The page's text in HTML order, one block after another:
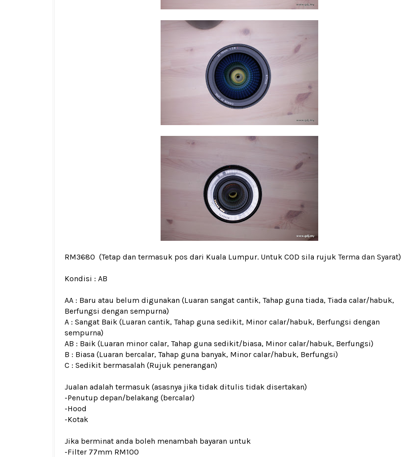
RM3680 (Tetap dan termasuk pos dari Kuala Lumpur. Untuk COD sila rujuk Terma dan Syarat)
Kondisi : AB
AA : Baru atau belum digunakan (Luaran sangat cantik, Tahap guna tiada, Tiada calar/habuk,
Berfungsi dengan sempurna)
A : Sangat Baik (Luaran cantik, Tahap guna sedikit, Minor calar/habuk, Berfungsi dengan
sempurna)
AB : Baik (Luaran minor calar, Tahap guna sedikit/biasa, Minor calar/habuk, Berfungsi)
B : Biasa (Luaran bercalar, Tahap guna banyak, Minor calar/habuk, Berfungsi)
C : Sedikit bermasalah (Rujuk penerangan)
Jualan adalah termasuk (asasnya jika tidak ditulis tidak disertakan)
-Penutup depan/belakang (bercalar)
-Hood
-Kotak
Jika berminat anda boleh menambah bayaran untuk
-Filter 77mm RM100